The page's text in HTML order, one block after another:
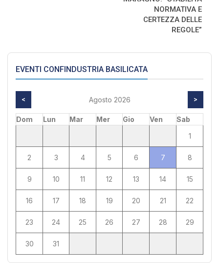
NORMATIVA E
CERTEZZA DELLE
REGOLE”
EVENTI CONFINDUSTRIA BASILICATA
< Agosto 2026 >
Dom Lun Mar Mer Gio Ven
Sab
1
2 3 4 5 6 7 8
9 10 11 12 13 14 15
16 17 18 19 20 21 22
23 24 25 26 27 28 29
30 31